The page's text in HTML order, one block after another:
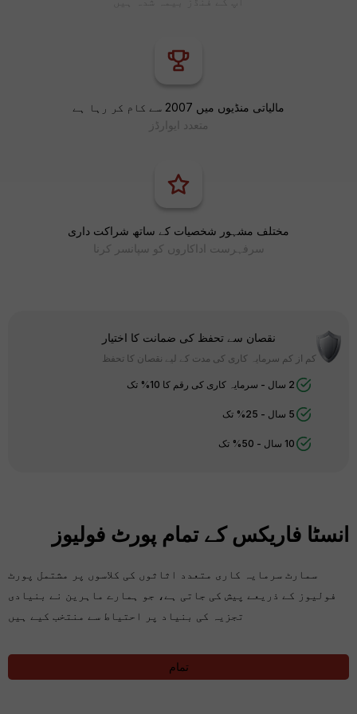
مالیاتی منڈیوں میں 2007 سے کام کر رہا ہے
متعدد ایوارڈز
مختلف مشہور شخصیات کے ساتھ شراکت داری
سرفہرست اداکاروں کو سپانسر کرنا
نقصان سے تحفظ کی ضمانت کا اختیار
کم از کم سرمایہ کاری کی مدت کے لیے نقصان کا تحفظ
2 سال - سرمایہ کاری کی رقم کا 10% تک
5 سال - 25% تک
10 سال - 50% تک
انسٹا فاریکس کے تمام پورٹ فولیوز
سمارٹ سرمایہ کاری متعدد اثاثوں کی کلاسوں پر مشتمل پورٹ
فولیوز کے ذریعے پیش کی جاتی ہے، جو ہمارے ماہرین نے بنیادی
تجزیہ کی بنیاد پر احتیاط سے منتخب کیے ہیں
تمام